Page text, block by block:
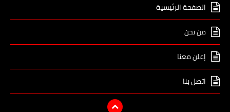
الصفحة الرئيسية
من نحن
إعلن معنا
اتصل بنا